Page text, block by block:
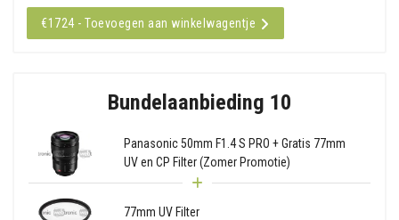
€1724 - Toevoegen aan winkelwagentje
Bundelaanbieding 10
Panasonic 50mm F1.4 S PRO + Gratis 77mm
UV en CP Filter (Zomer Promotie)
77mm UV Filter